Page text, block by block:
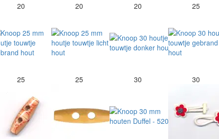
20 20 20 25
25 25 30 30